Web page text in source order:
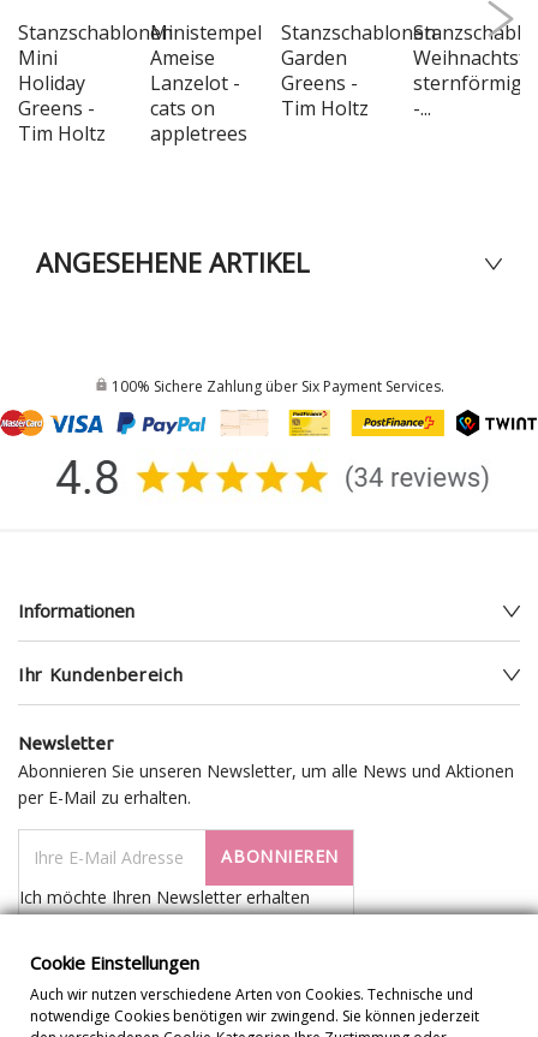
Stanzschablonen
Mini
Holiday
Greens -
Tim Holtz
Ministempel
Ameise
Lanzelot -
cats on
appletrees
Stanzschablonen
Garden
Greens -
Tim Holtz
sternförmig
-...
ANGESEHENE ARTIKEL
100% Sichere Zahlung über Six Payment Services.
Informationen
Ihr Kundenbereich
Newsletter
Abonnieren Sie unseren Newsletter, um alle News und Aktionen
per E-Mail zu erhalten.
ABONNIEREN
Ich möchte Ihren Newsletter erhalten
Cookie Einstellungen
Auch wir nutzen verschiedene Arten von Cookies. Technische und
notwendige Cookies benötigen wir zwingend. Sie können jederzeit